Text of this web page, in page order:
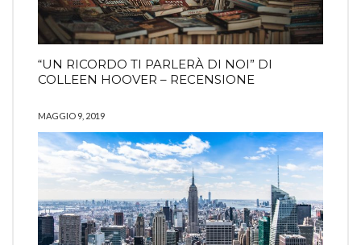
“UN RICORDO TI PARLERÀ DI NOI” DI
COLLEEN HOOVER – RECENSIONE
MAGGIO 9, 2019